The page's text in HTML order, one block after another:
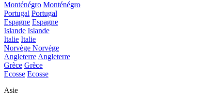
Monténégro Monténégro
Portugal Portugal
Espagne Espagne
Islande Islande
Italie Italie
Norvège Norvège
AngleterreAngleterre
Grèce Grèce
Ecosse Ecosse
Asie